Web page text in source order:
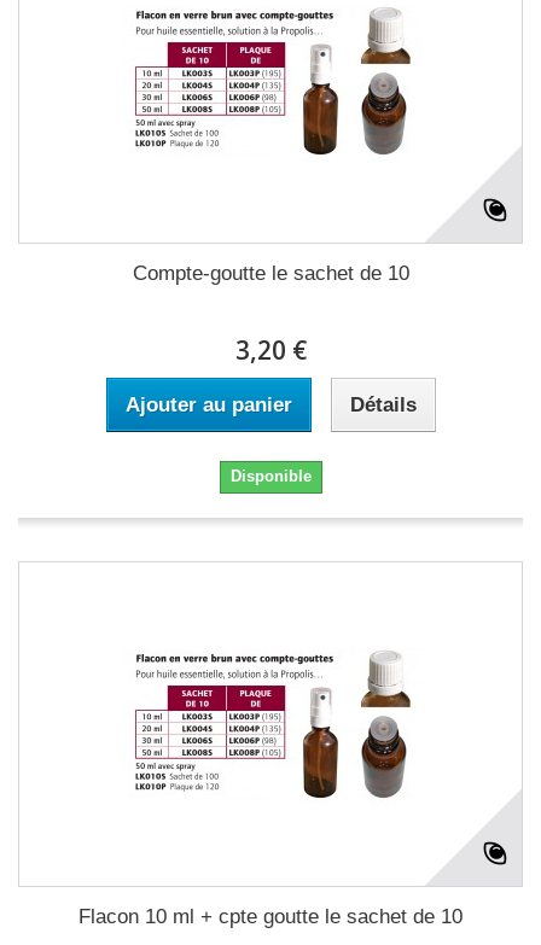
Compte-goutte le sachet de 10
3,20 €
Ajouter au panier Détails
Disponible
Flacon 10 ml + cpte goutte le sachet de 10